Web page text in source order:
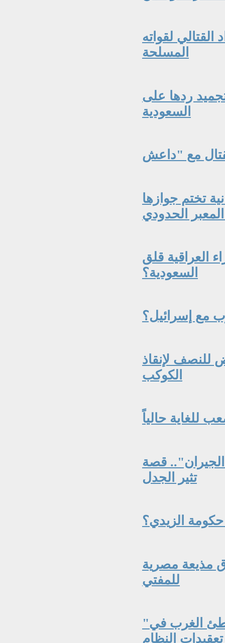
القتالي لقواته
المسلحة
ردها على
السعودية
تختم جوازها
الحدودي
العراقية قلق
السعودية؟
مع إسرائيل؟
للنصف لإنقاذ
الكوكب
للغاية حالياً
قصة
تثير الجدل
مذيعة مصرية
للمفتي
"فخٌّ أطاح بالشاه ويهدد ترمب".. لماذا يخطئ الغرب في